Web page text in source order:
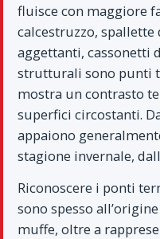
fluisce con maggiore
calcestruzzo, spallette
aggettanti, cassonetti
strutturali sono punti
mostra un contrasto
superfici circostanti.
appaiono
stagione invernale,
Riconoscere i ponti
sono spesso
muffe, oltre a